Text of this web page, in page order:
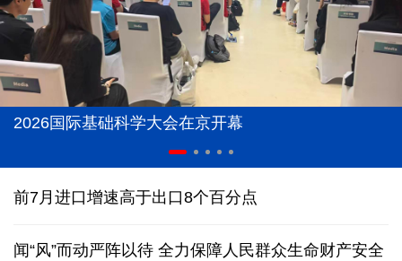
2026国际基础科学大会在京开幕
前7月进口增速高于出口8个百分点
闻“风”而动严阵以待 全力保障人民群众生命财产安全